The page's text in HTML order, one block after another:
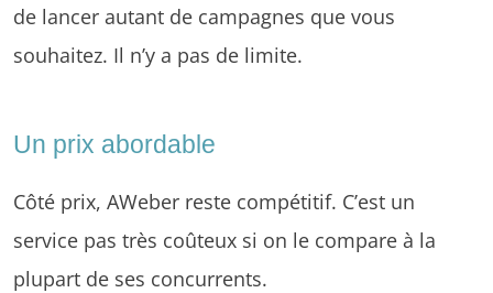
de lancer autant de campagnes que vous
souhaitez. Il n’y a pas de limite.
Un prix abordable
Côté prix, AWeber reste compétitif. C’est un
service pas très coûteux si on le compare à la
plupart de ses concurrents.